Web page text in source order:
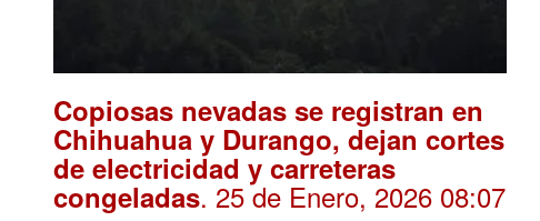
Copiosas nevadas se registran en
Chihuahua y Durango, dejan cortes
de electricidad y carreteras
congeladas. 25 de Enero, 2026 08:07